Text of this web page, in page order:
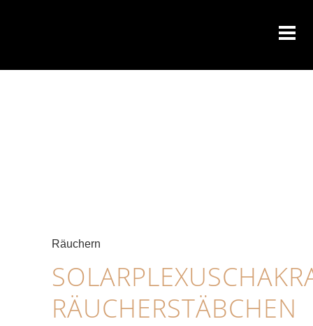
Räuchern
RÄUCHERSTÄBCHEN